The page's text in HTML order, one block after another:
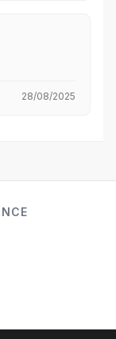
28/08/2025